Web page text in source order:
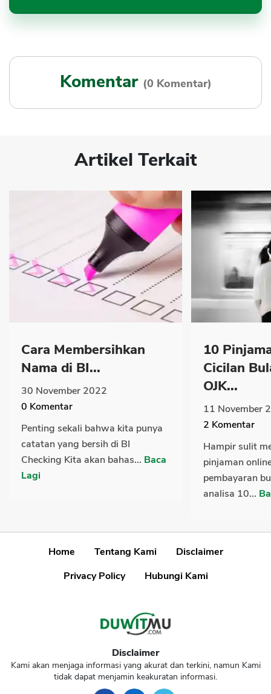
Komentar (0 Komentar)
Artikel Terkait
Cara Membersihkan
Nama di BI...
30 November 2022
0 Komentar
Penting sekali bahwa kita punya
catatan yang bersih di BI
Checking Kita akan bahas... Baca
Lagi
10
Cicilan
OJK...
11 November
2 Komentar
Hampir sulit
pinjaman
pembayaran
analisa 10...
Home Tentang Kami
Disclaimer
Privacy Policy
Hubungi Kami
Disclaimer
Kami akan menjaga informasi yang akurat dan terkini, namun Kami
tidak dapat menjamin keakuratan informasi.